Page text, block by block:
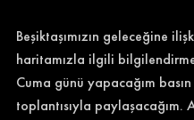
Beşiktaşımızın geleceğine
haritamızla ilgili
Cuma günü yapacağım basın
toplantısıyla paylaşacağım.